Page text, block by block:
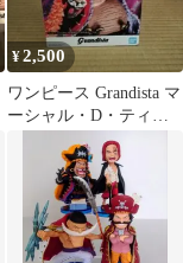
¥2,500
ワンピース Grandista マ
ーシャル・D・ティー